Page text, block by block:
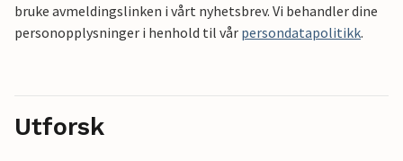
bruke avmeldingslinken i vårt nyhetsbrev. Vi behandler dine
personopplysninger i henhold til vår persondatapolitikk.
Utforsk